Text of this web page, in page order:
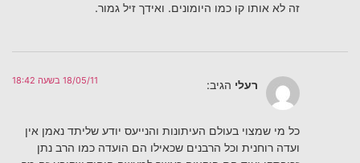
זה לא אותו קו כמו היומונים. ואידך זיל גמור.
רעלי הגיב: 18/05/11 בשעה 18:42
כל מי שמצוי בעולם העיתונות והנייעס יודע שליתד נאמן אין
ועדה רוחנית וכל הרבנים שכאילו הם הועדה כמו הרב נתן